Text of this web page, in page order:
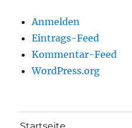
Anmelden
Eintrags-Feed
Kommentar-Feed
WordPress.org